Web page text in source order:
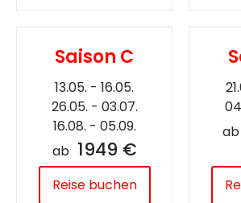
Saison C
13.05. - 16.05.
26.05. - 03.07.
16.08. - 05.09.
ab 1949 €
Reise buchen
ab